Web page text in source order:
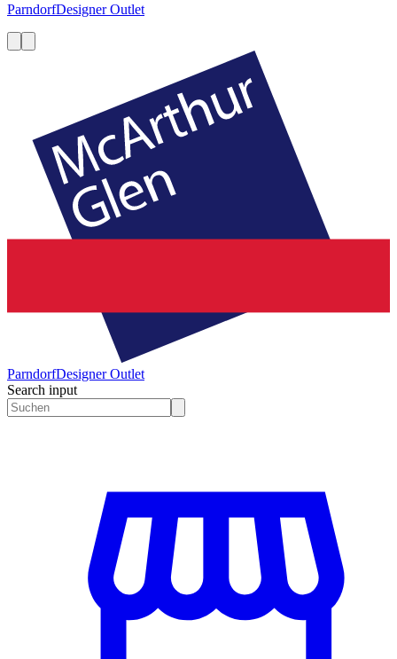
ParndorfDesigner Outlet
ParndorfDesigner Outlet
Search input